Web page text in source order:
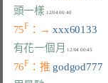
頭一樣
12/04 00:40
75F ：→ xxx60133
有花一個月
12/04 00:45
76F ：推 godgod777